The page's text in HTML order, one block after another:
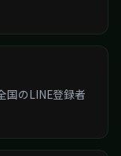
国のLINE登録者